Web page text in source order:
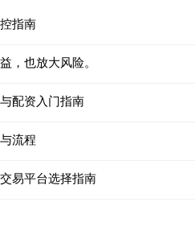
指南
，也放大风险。
配资入门指南
流程
易平台选择指南